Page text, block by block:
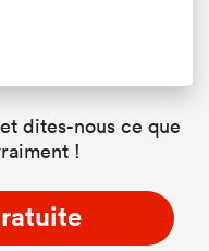
dites-nous ce que
!